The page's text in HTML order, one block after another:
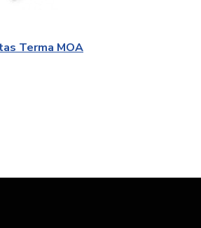
Terma MOA